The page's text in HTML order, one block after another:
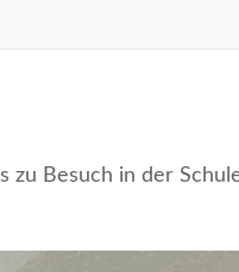
zu Besuch in der